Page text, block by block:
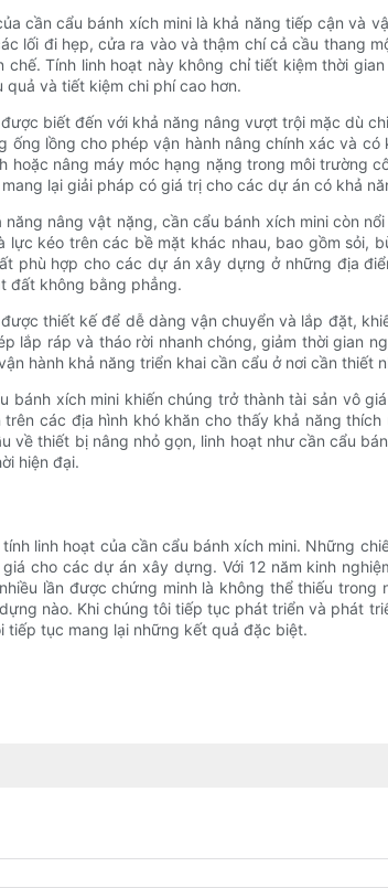
cần cẩu bánh xích mini là khả năng tiếp cận và
lối đi hẹp, cửa ra vào và thậm chí cả cầu thang
chế. Tính linh hoạt này không chỉ tiết kiệm thời
quả và tiết kiệm chi phí cao hơn.
biết đến với khả năng nâng vượt trội mặc dù
ống lồng cho phép vận hành nâng chính xác và
hoặc nâng máy móc hạng nặng trong môi trường
lại giải pháp có giá trị cho các dự án có khả
nâng vật nặng, cần cẩu bánh xích mini còn
lực kéo trên các bề mặt khác nhau, bao gồm
phù hợp cho các dự án xây dựng ở những địa
đất không bằng phẳng.
thiết kế để dễ dàng vận chuyển và lắp đặt,
lắp ráp và tháo rời nhanh chóng, giảm thời gian
hành khả năng triển khai cần cẩu ở nơi cần
bánh xích mini khiến chúng trở thành tài sản vô
các địa hình khó khăn cho thấy khả năng
về thiết bị nâng nhỏ gọn, linh hoạt như cần cẩu
hiện đại.
linh hoạt của cần cẩu bánh xích mini. Những
cho các dự án xây dựng. Với 12 năm kinh
lần được chứng minh là không thể thiếu
nào. Khi chúng tôi tiếp tục phát triển và phát
tiếp tục mang lại những kết quả đặc biệt.